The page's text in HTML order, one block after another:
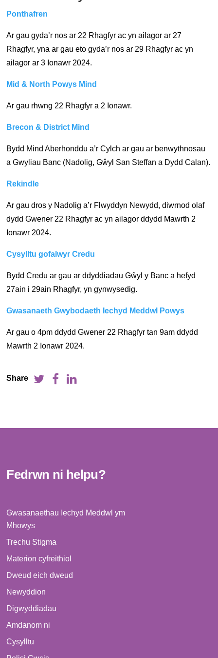
Ponthafren
Ar gau gyda’r nos ar 22 Rhagfyr ac yn ailagor ar 27
Rhagfyr, yna ar gau eto gyda’r nos ar 29 Rhagfyr ac yn
ailagor ar 3 Ionawr 2024.
Mid & North Powys Mind
Ar gau rhwng 22 Rhagfyr a 2 Ionawr.
Brecon & District Mind
Bydd Mind Aberhonddu a’r Cylch ar gau ar benwythnosau
a Gwyliau Banc (Nadolig, Gŵyl San Steffan a Dydd Calan).
Rekindle
Ar gau dros y Nadolig a’r Flwyddyn Newydd, diwrnod olaf
dydd Gwener 22 Rhagfyr ac yn ailagor ddydd Mawrth 2
Ionawr 2024.
Cysylltu gofalwyr Credu
Bydd Credu ar gau ar ddyddiadau Gŵyl y Banc a hefyd
27ain i 29ain Rhagfyr, yn gynwysedig.
Gwasanaeth Gwybodaeth Iechyd Meddwl Powys
Ar gau o 4pm ddydd Gwener 22 Rhagfyr tan 9am ddydd
Mawrth 2 Ionawr 2024.
Share
Fedrwn ni helpu?
Gwasanaethau Iechyd Meddwl ym
Mhowys
Trechu Stigma
Materion cyfreithiol
Dweud eich dweud
Newyddion
Digwyddiadau
Amdanom ni
Cysylltu